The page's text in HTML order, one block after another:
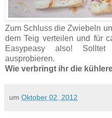
Zum Schluss die Zwiebeln
dem Teig verteilen und für
Easypeasy also!
ausprobieren.
Wie verbringt ihr die
um Oktober 02, 2012